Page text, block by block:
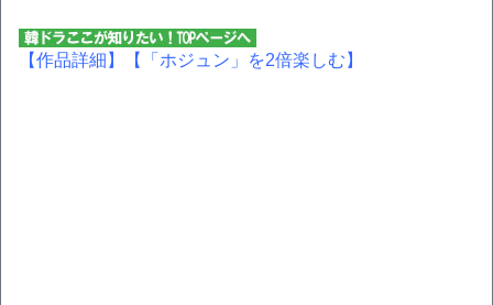
【作品詳細】 【「ホジュン」を2倍楽しむ】